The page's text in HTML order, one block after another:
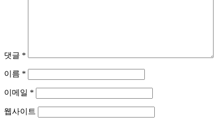
댓글 *
이름 *
이메일 *
웹사이트